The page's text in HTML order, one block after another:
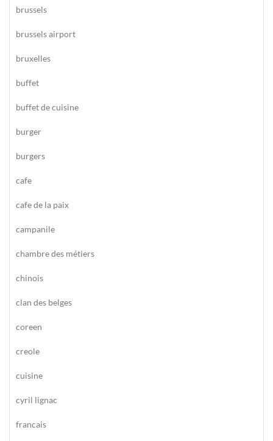
brussels
brussels airport
bruxelles
buffet
buffet de cuisine
burger
burgers
cafe
cafe de la paix
campanile
chambre des métiers
chinois
clan des belges
coreen
creole
cuisine
cyril lignac
francais